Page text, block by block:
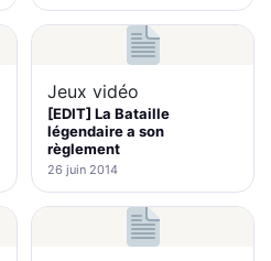
Jeux vidéo
[EDIT] La Bataille
légendaire a son
règlement
26 juin 2014